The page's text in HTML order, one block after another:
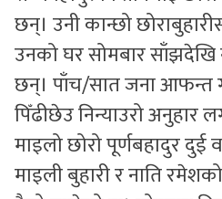
छन्। उनी कान्छो
उनको घर सोमबार
छन्। पाँच/सात जना आफन्त
पिँढीछेउ निन्याउरो अनुहार
माइलो छोरो पूर्णबहादुर दुई
माइली बुहारी र नाति